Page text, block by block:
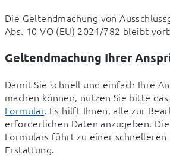
Die Geltendmachung von
Abs. 10 VO (EU) 2021/782 bleibt
Geltendmachung Ihrer
Damit Sie schnell und einfach Ihre
machen können, nutzen Sie bitte das
Formular. Es hilft Ihnen, alle zur
erforderlichen Daten anzugeben.
Formulars führt zu einer
Erstattung.